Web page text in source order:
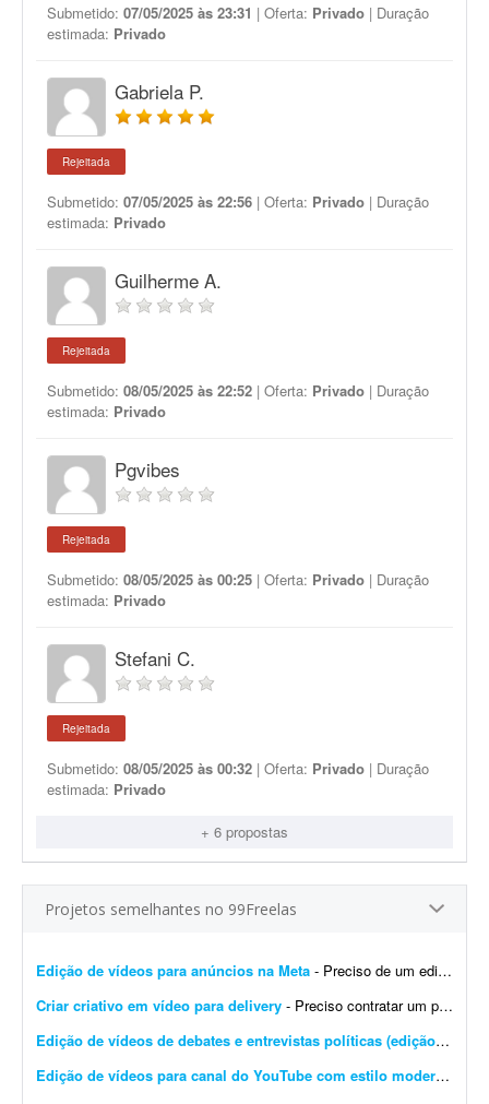
Submetido: 07/05/2025 às 23:31 | Oferta: Privado | Duração
estimada: Privado
Gabriela P.
Rejeitada
Submetido: 07/05/2025 às 22:56 | Oferta: Privado | Duração
estimada: Privado
Guilherme A.
Rejeitada
Submetido: 08/05/2025 às 22:52 | Oferta: Privado | Duração
estimada: Privado
Pgvibes
Rejeitada
Submetido: 08/05/2025 às 00:25 | Oferta: Privado | Duração
estimada: Privado
Stefani C.
Rejeitada
Submetido: 08/05/2025 às 00:32 | Oferta: Privado | Duração
estimada: Privado
+ 6 propostas
Projetos semelhantes no 99Freelas
Edição de vídeos para anúncios na Meta - Preciso de um editor(a) com experiência na edição de criativos em vídeo voltados para anúncios na Meta. Preciso de alguém competente que entregue este proj...
Criar criativo em vídeo para delivery - Preciso contratar um profissional para editar e/ou produzir um criativo em vídeo para tráfego pago (Instagram/Facebook), focado em delivery de espetinho, marmitinhas e pão de a...
Edição de vídeos de debates e entrevistas políticas (edição simples)
Edição de vídeos para canal do YouTube com estilo moderno